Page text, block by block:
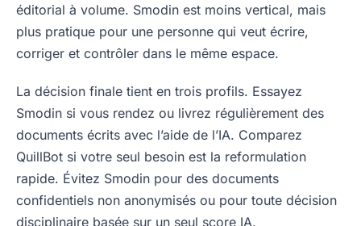
éditorial à volume. Smodin est moins vertical, mais
plus pratique pour une personne qui veut écrire,
corriger et contrôler dans le même espace.
La décision finale tient en trois profils. Essayez
Smodin si vous rendez ou livrez régulièrement des
documents écrits avec l’aide de l’IA. Comparez
QuillBot si votre seul besoin est la reformulation
rapide. Évitez Smodin pour des documents
confidentiels non anonymisés ou pour toute décision
disciplinaire basée sur un seul score IA.